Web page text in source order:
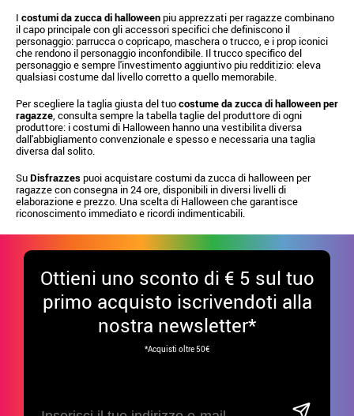
I costumi da zucca di halloweenpiu apprezzati per ragazze combinano
il capo principale con gli accessori specifici che definiscono il
personaggio: parrucca o copricapo, maschera o trucco, e i prop iconici
che rendono il personaggio inconfondibile. Il trucco specifico del
personaggio e sempre l'investimento aggiuntivo piu redditizio: eleva
qualsiasi costume dal livello corretto a quello memorabile.
Per scegliere la taglia giusta del tuocostume da zucca di halloween per
ragazze, consulta sempre la tabella taglie del produttore di ogni
produttore: i costumi di Halloween hanno una vestibilita diversa
dall'abbigliamento convenzionale e spesso e necessaria una taglia
diversa dal solito.
SuDisfrazzespuoi acquistare costumi da zucca di halloween per
ragazze con consegna in 24 ore, disponibili in diversi livelli di
elaborazione e prezzo. Una scelta di Halloween che garantisce
riconoscimento immediato e ricordi indimenticabili.
Ottieni uno sconto di € 5 sul tuo
primo acquisto iscrivendoti alla
nostra newsletter*
*Acquisti oltre 50€